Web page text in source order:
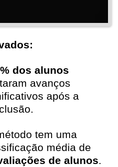
dos alunos
avanços
após a
tem uma
média de
de alunos.